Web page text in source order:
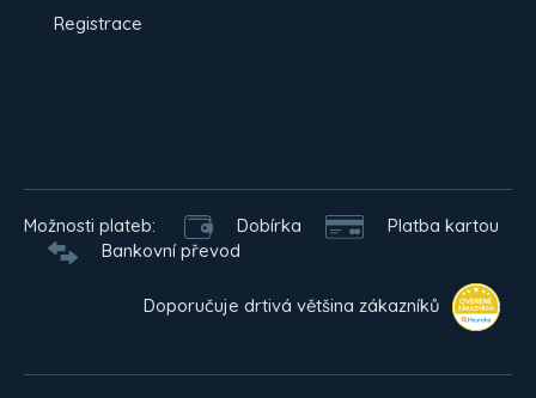
Registrace
Možnosti plateb: Dobírka
Platba kartou
Bankovní převod
Doporučuje drtivá většina zákazníků